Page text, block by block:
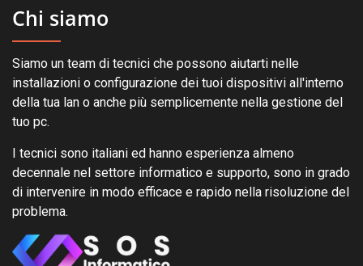
Chi siamo
Siamo un team di tecnici che possono aiutarti nelle
installazioni o configurazione dei tuoi dispositivi all'interno
della tua lan o anche più semplicemente nella gestione del
tuo pc.
I tecnici sono italiani ed hanno esperienza almeno
decennale nel settore informatico e supporto, sono in grado
di intervenire in modo efficace e rapido nella risoluzione del
problema.